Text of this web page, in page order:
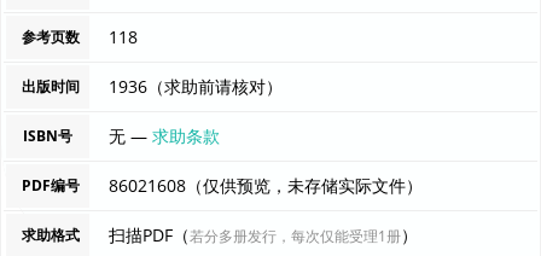
参考页数 118
出版时间 1936（求助前请核对）
ISBN号 无 —求助条款
PDF编号 86021608（仅供预览，未存储实际文件）
求助格式 扫描PDF（若分多册发行，每次仅能受理1册）